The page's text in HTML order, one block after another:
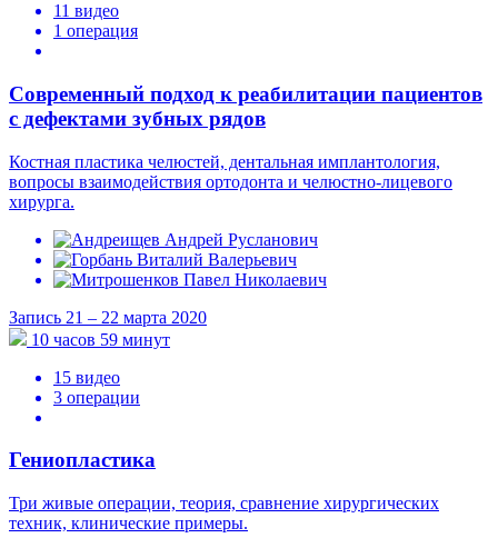
11 видео
1 операция
Современный подход к реабилитации пациентов
с дефектами зубных рядов
Костная пластика челюстей, дентальная имплантология,
вопросы взаимодействия ортодонта и челюстно-лицевого
хирурга.
Запись 21 – 22 марта 2020
10 часов 59 минут
15 видео
3 операции
Гениопластика
Три живые операции, теория, сравнение хирургических
техник, клинические примеры.